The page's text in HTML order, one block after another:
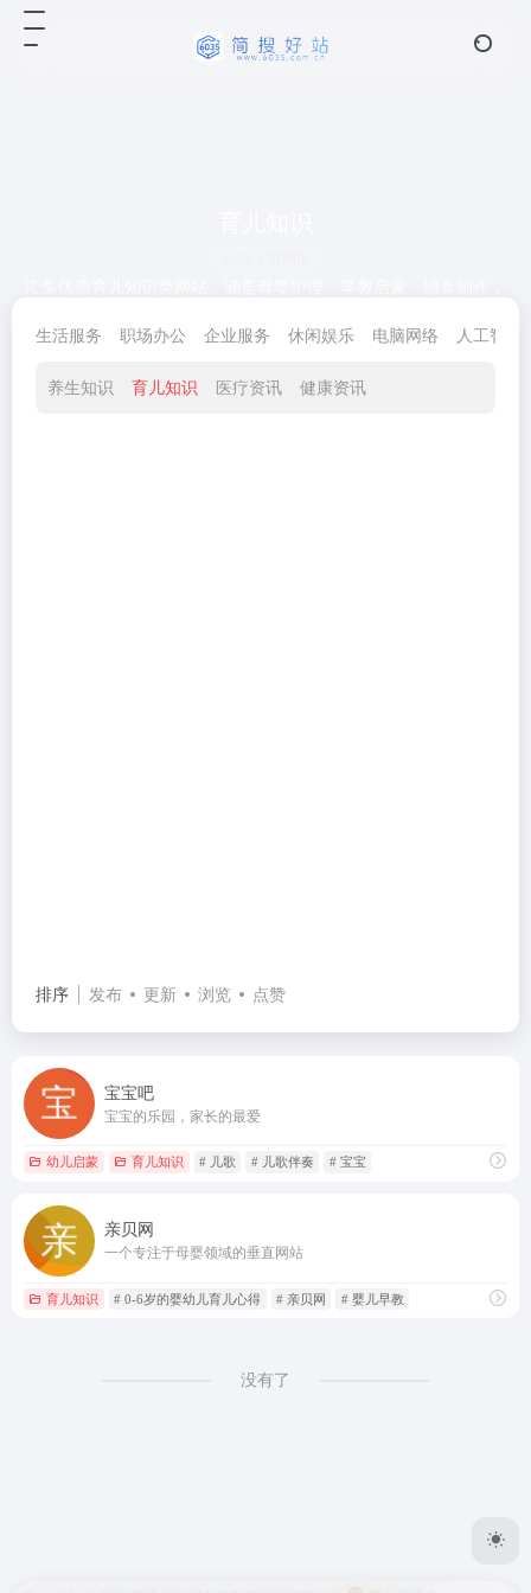
生活服务
职场办公 企业服务 休闲娱乐 电脑网络 人工智能
养生知识 育儿知识 医疗资讯 健康资讯
排序 发布 更新 浏览 点赞
宝宝吧
宝宝的乐园，家长的最爱
幼儿启蒙 育儿知识 # 儿歌 # 儿歌伴奏 # 宝宝
亲贝网
一个专注于母婴领域的垂直网站
育儿知识 # 0-6岁的婴幼儿育儿心得 # 亲贝网 # 婴儿早教
没有了